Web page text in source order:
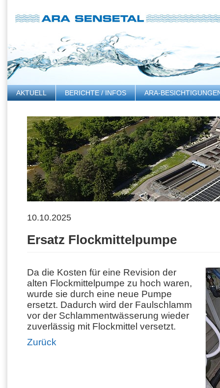
AKTUELL BERICHTE / INFOS
ARA-
10.10.2025
Ersatz Flockmittelpumpe
Da die Kosten für eine Revision der
alten Flockmittelpumpe zu hoch waren,
wurde sie durch eine neue Pumpe
ersetzt. Dadurch wird der Faulschlamm
vor der Schlammentwässerung wieder
zuverlässig mit Flockmittel versetzt.
Zurück